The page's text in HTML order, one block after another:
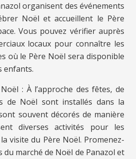
organisent des événements
Noël et accueillent le Père
Vous pouvez vérifier auprès
locaux pour connaître les
où le Père Noël sera disponible
enfants.
: À l’approche des fêtes, de
de Noël sont installés dans la
souvent décorés de manière
diverses activités pour les
visite du Père Noël. Promenez-
du marché de Noël de Panazol et